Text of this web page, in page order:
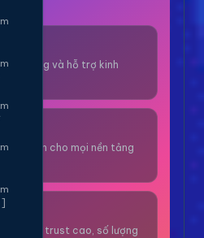
Vụ
trưởng và hỗ trợ kinh
minh cho mọi nền tảng
gmail cổ, trust cao, số lượng